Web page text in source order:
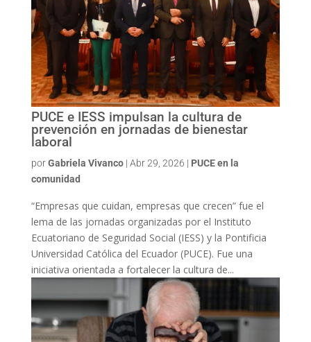
PUCE e IESS impulsan la cultura de
prevención en jornadas de bienestar
laboral
porGabriela Vivanco| Abr 29, 2026 | PUCE en la
comunidad
“Empresas que cuidan, empresas que crecen” fue el
lema de las jornadas organizadas por el Instituto
Ecuatoriano de Seguridad Social (IESS) y la Pontificia
Universidad Católica del Ecuador (PUCE). Fue una
iniciativa orientada a fortalecer la cultura de...